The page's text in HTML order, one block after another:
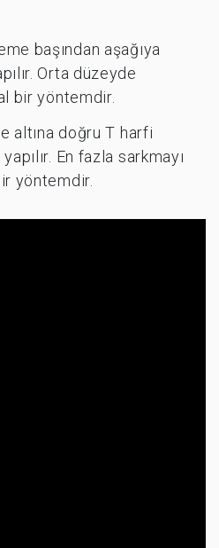
başından aşağıya
Orta düzeyde
bir yöntemdir.
altına doğru T harfi
En fazla sarkmayı
yöntemdir.